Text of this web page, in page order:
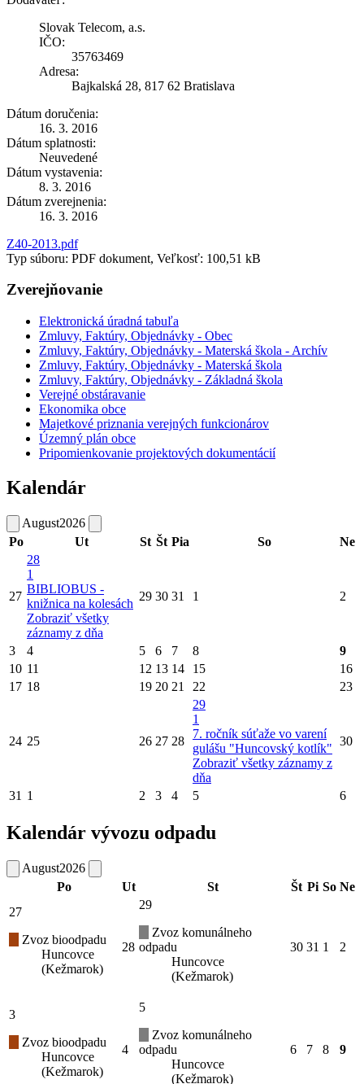
Slovak Telecom, a.s.
IČO:
35763469
Adresa:
Bajkalská 28, 817 62 Bratislava
Dátum doručenia:
16. 3. 2016
Dátum splatnosti:
Neuvedené
Dátum vystavenia:
8. 3. 2016
Dátum zverejnenia:
16. 3. 2016
Z40-2013.pdf
Typ súboru: PDF dokument, Veľkosť: 100,51 kB
Zverejňovanie
Elektronická úradná tabuľa
Zmluvy, Faktúry, Objednávky - Obec
Zmluvy, Faktúry, Objednávky - Materská škola - Archív
Zmluvy, Faktúry, Objednávky - Materská škola
Zmluvy, Faktúry, Objednávky - Základná škola
Verejné obstáravanie
Ekonomika obce
Majetkové priznania verejných funkcionárov
Územný plán obce
Pripomienkovanie projektových dokumentácií
Kalendár
August2026
Po
Ut St Št Pia So Ne
27
28
1
BIBLIOBUS -
knižnica na kolesách
Zobraziť všetky
záznamy z dňa
29 30 31 1 2
3 4 5 6 7 8
9
10 11 12 13 14 15
16
17 18 19 20 21 22 23
24 25 26 27 28
29
1
7. ročník súťaže vo varení
gulášu "Huncovský kotlík"
Zobraziť všetky záznamy z
dňa
30
31 1 2 3 4 5 6
Kalendár vývozu odpadu
August2026
Po
Ut St Št Pi So Ne
27
Zvoz bioodpadu
Huncovce
(Kežmarok)
28
29
Zvoz komunálneho
odpadu
Huncovce
(Kežmarok)
30 31 1 2
3
Zvoz bioodpadu
Huncovce
(Kežmarok)
4
5
Zvoz komunálneho
odpadu
Huncovce
(Kežmarok)
6 7 8 9